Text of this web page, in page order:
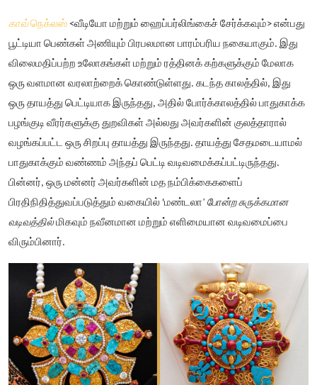
காவ்நெக்லஸ் <வீடியோ மற்றும் ஹைப்பர்லிங்கைச் சேர்க்கவும்> என்பது
பூட்டியா பெண்கள் அணியும் பிரபலமான பாரம்பரிய நகையாகும். இது
விலைமதிப்பற்ற உலோகங்கள் மற்றும் ரத்தினக் கற்களுக்கும் மேலாக
ஒரு வளமான வரலாற்றைக் கொண்டுள்ளது. கடந்த காலத்தில், இது
ஒரு தாயத்து பெட்டியாக இருந்தது, அதில் போர்க்காலத்தில் பாதுகாக்க
பழங்குடி வீரர்களுக்கு துறவிகள் அல்லது அவர்களின் குலத்தாரால்
வழங்கப்பட்ட ஒரு சிறப்பு தாயத்து இருந்தது. தாயத்து சேதமடையாமல்
பாதுகாக்கும் வண்ணம் அந்தப் பெட்டி வடிவமைக்கப்பட்டிருந்தது.
பின்னர், ஒரு மன்னர் அவர்களின் மத நம்பிக்கைகளைப்
பிரதிநிதித்துவப்படுத்தும் வகையில் 'மண்டலா' போன்ற சுருக்கமான
வடிவத்தில்மிகவும் நவீனமான மற்றும் எளிமையான வடிவமைப்பை
விரும்பினார்.